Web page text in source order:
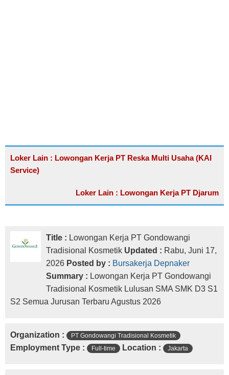
Loker Lain : Lowongan Kerja PT Reska Multi Usaha (KAI
Service)
Loker Lain : Lowongan Kerja PT Djarum
Title : Lowongan Kerja PT Gondowangi
Tradisional Kosmetik Updated : Rabu, Juni 17,
2026 Posted by : Bursakerja Depnaker
Summary : Lowongan Kerja PT Gondowangi
Tradisional Kosmetik Lulusan SMA SMK D3 S1
S2 Semua Jurusan Terbaru Agustus 2026
Organization : PT Gondowangi Tradisional Kosmetik
Employment Type : Full-time Location : Jakarta